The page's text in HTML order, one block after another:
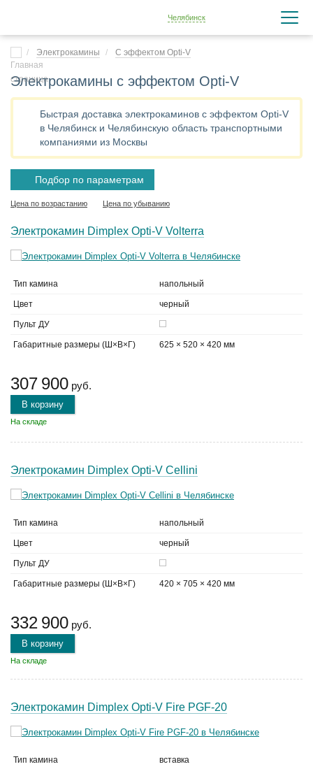
Челябинск
Электрокамины С эффектом Opti-V
Электрокамины с эффектом Opti-V
Быстрая доставка электрокаминов с эффектом Opti-V
в Челябинск и Челябинскую область транспортными
компаниями из Москвы
Подбор по параметрам
Цена по возрастанию Цена по убыванию
Электрокамин Dimplex Opti-V Volterra
Тип камина напольный
Цвет черный
Пульт ДУ
Габаритные размеры (Ш×В×Г) 625 × 520 × 420 мм
307 900 руб.
В корзину
На складе
Электрокамин Dimplex Opti-V Cellini
Тип камина напольный
Цвет черный
Пульт ДУ
Габаритные размеры (Ш×В×Г) 420 × 705 × 420 мм
332 900 руб.
В корзину
На складе
Электрокамин Dimplex Opti-V Fire PGF-20
Тип камина вставка